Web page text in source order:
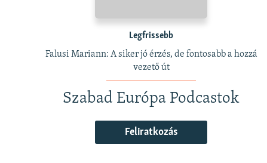
Legfrissebb
Falusi Mariann: A siker jó érzés, de fontosabb a hozzá
vezető út
Szabad Európa Podcastok
Feliratkozás